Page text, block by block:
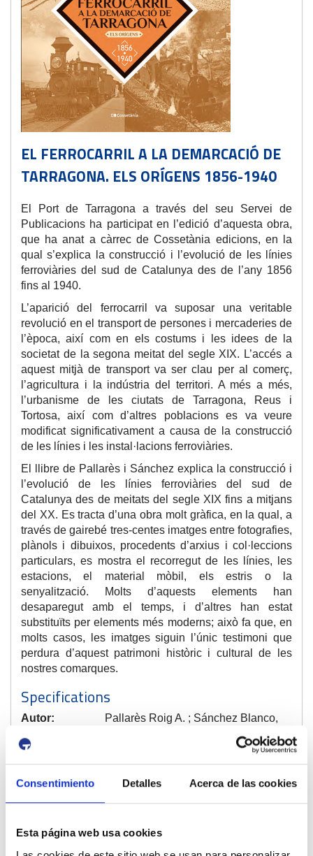
Consentimiento Detalles Acerca de las cookies
Esta página web usa cookies
EL FERROCARRIL A LA DEMARCACIÓ DE
TARRAGONA. ELS ORÍGENS 1856-1940
El Port de Tarragona a través del seu Servei de
Publicacions ha participat en l’edició d’aquesta obra,
que ha anat a càrrec de Cossetània edicions, en la
qual s’explica la construcció i l’evolució de les línies
ferroviàries del sud de Catalunya des de l’any 1856
fins al 1940.
L’aparició del ferrocarril va suposar una veritable
revolució en el transport de persones i mercaderies de
l’època, així com en els costums i les idees de la
societat de la segona meitat del segle XIX. L’accés a
aquest mitjà de transport va ser clau per al comerç,
l’agricultura i la indústria del territori. A més a més,
l’urbanisme de les ciutats de Tarragona, Reus i
Tortosa, així com d’altres poblacions es va veure
modificat significativament a causa de la construcció
de les línies i les instal·lacions ferroviàries.
El llibre de Pallarès i Sánchez explica la construcció i
l’evolució de les línies ferroviàries del sud de
Catalunya des de meitats del segle XIX fins a mitjans
del XX. Es tracta d’una obra molt gràfica, en la qual, a
través de gairebé tres-centes imatges entre fotografies,
plànols i dibuixos, procedents d’arxius i col·leccions
particulars, es mostra el recorregut de les línies, les
estacions, el material mòbil, els estris o la
senyalització. Molts d’aquests elements han
desaparegut amb el temps, i d’altres han estat
substituïts per elements més moderns; això fa que, en
molts casos, les imatges siguin l’únic testimoni que
perdura d’aquest patrimoni històric i cultural de les
nostres comarques.
Specifications
Autor:
Pallarès Roig A. ; Sánchez Blanco,
Edició:
Nº de pàgines: 215
Any:
2024
Idioma:
Català